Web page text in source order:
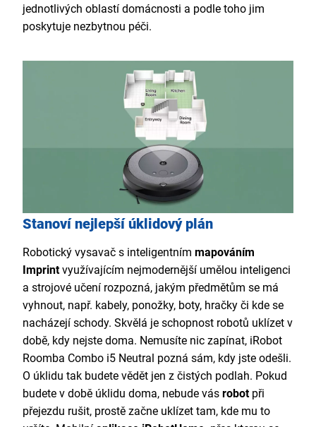
jednotlivých oblastí domácnosti a podle toho jim
poskytuje nezbytnou péči.
Stanoví nejlepší úklidový plán
Robotický vysavač s inteligentním mapováním
Imprintvyužívajícím nejmodernější umělou inteligenci
a strojové učení rozpozná, jakým předmětům se má
vyhnout, např. kabely, ponožky, boty, hračky či kde se
nacházejí schody. Skvělá je schopnost robotů uklízet v
době, kdy nejste doma. Nemusíte nic zapínat, iRobot
Roomba Combo i5 Neutral pozná sám, kdy jste odešli.
O úklidu tak budete vědět jen z čistých podlah. Pokud
budete v době úklidu doma, nebude vás robotpři
přejezdu rušit, prostě začne uklízet tam, kde mu to